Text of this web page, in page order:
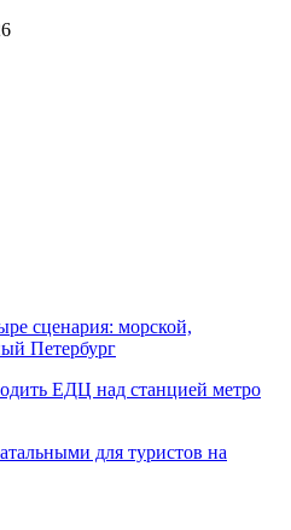
сценария: морской,
Петербург
ЕДЦ над станцией метро
для туристов на